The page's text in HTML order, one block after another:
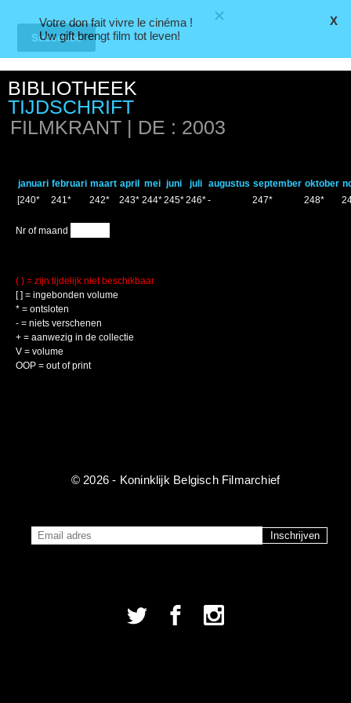
X
Votre don fait vivre le cinéma !
Uw gift brengt film tot leven!
CINEMATEK
BIBLIOTHEEK
TIJDSCHRIFT
FILMKRANT | DE : 2003
januari februari maart april mei juni juli augustus september oktober
[240*
241* 242* 243* 244*245*246*- 247* 248*
Nr of maand
( ) = zijn tijdelijk niet beschikbaar
[ ] = ingebonden volume
* = ontsloten
- = niets verschenen
+ = aanwezig in de collectie
V = volume
OOP = out of print
© 2026 - Koninklijk Belgisch Filmarchief